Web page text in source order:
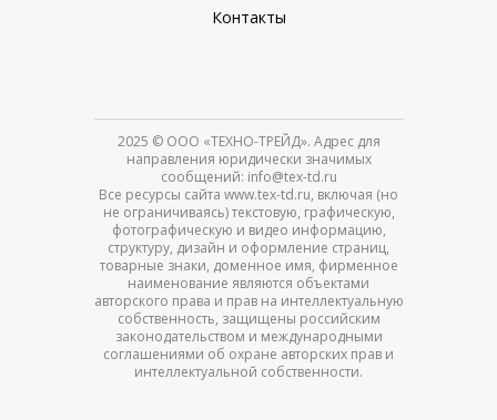
Контакты
2025 © ООО «ТЕХНО-ТРЕЙД». Адрес для
направления юридически значимых
сообщений: info@tex-td.ru
Все ресурсы сайта www.tex-td.ru, включая (но
не ограничиваясь) текстовую, графическую,
фотографическую и видео информацию,
структуру, дизайн и оформление страниц,
товарные знаки, доменное имя, фирменное
наименование являются объектами
авторского права и прав на интеллектуальную
собственность, защищены российским
законодательством и международными
соглашениями об охране авторских прав и
интеллектуальной собственности.